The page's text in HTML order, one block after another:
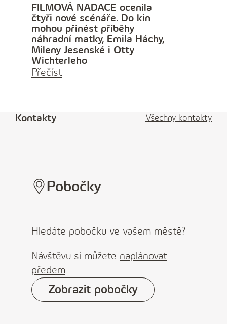
FILMOVÁ NADACE ocenila
čtyři nové scénáře. Do kin
mohou přinést příběhy
náhradní matky, Emila Háchy,
Mileny Jesenské i Otty
Wichterleho
Přečíst
Kontakty Všechny kontakty
Pobočky
Hledáte pobočku ve vašem městě?
Návštěvu si můžete naplánovat
předem
Zobrazit pobočky